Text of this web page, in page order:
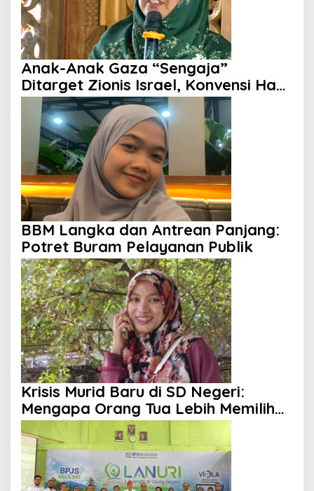
Anak-Anak Gaza “Sengaja”
Ditarget Zionis Israel, Konvensi Hak
Anak Tak Berdaya
BBM Langka dan Antrean Panjang:
Potret Buram Pelayanan Publik
Krisis Murid Baru di SD Negeri:
Mengapa Orang Tua Lebih Memilih
Sekolah Swasta?